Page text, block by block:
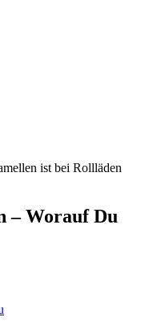
ist bei Rollläden
– Worauf Du